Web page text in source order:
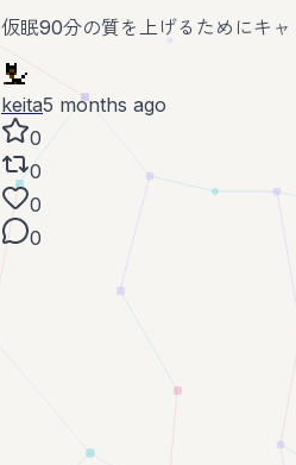
仮眠90分の質を上げるためにキ
keita5 months ago
0
0
0
0